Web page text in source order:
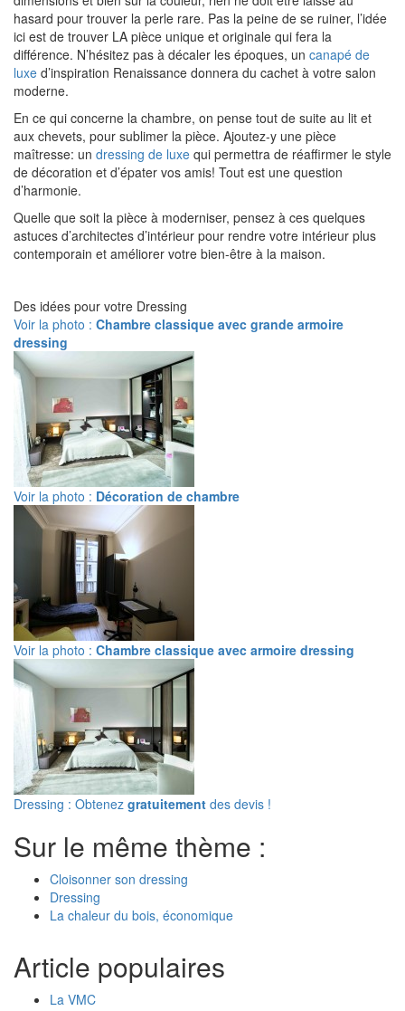
hasard pour trouver la perle rare. Pas la peine de se ruiner, l’idée
ici est de trouver LA pièce unique et originale qui fera la
différence. N’hésitez pas à décaler les époques, un canapé de
luxe d’inspiration Renaissance donnera du cachet à votre salon
moderne.
En ce qui concerne la chambre, on pense tout de suite au lit et
aux chevets, pour sublimer la pièce. Ajoutez-y une pièce
maîtresse: un dressing de luxe qui permettra de réaffirmer le style
de décoration et d’épater vos amis! Tout est une question
d’harmonie.
Quelle que soit la pièce à moderniser, pensez à ces quelques
astuces d’architectes d’intérieur pour rendre votre intérieur plus
contemporain et améliorer votre bien-être à la maison.
Des idées pour votre Dressing
Voir la photo : Chambre classique avec grande armoire
dressing
Voir la photo : Décoration de chambre
Voir la photo : Chambre classique avec armoire dressing
Dressing : Obtenez gratuitement des devis !
Sur le même thème :
Cloisonner son dressing
Dressing
La chaleur du bois, économique
Article populaires
La VMC